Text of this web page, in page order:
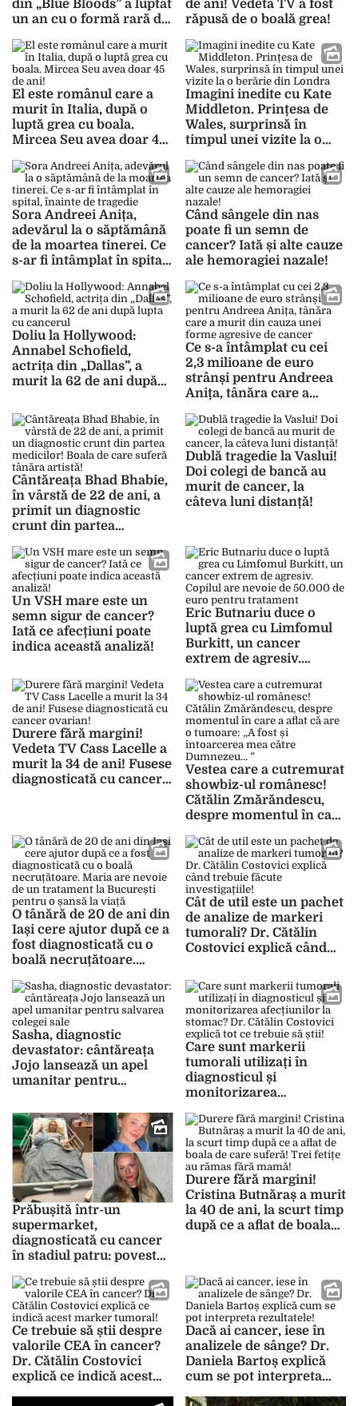
din „Blue Bloods” a luptat
un an cu o formă rară de
de ani! Vedeta TV a fost
răpusă de o boală grea!
El este românul care a
murit în Italia, după o
luptă grea cu boala.
Mircea Seu avea doar 45
Imagini inedite cu Kate
Middleton. Prințesa de
Wales, surprinsă în
timpul unei vizite la o
Sora Andreei Anița,
adevărul la o săptămână
de la moartea tinerei. Ce
s-ar fi întâmplat în spital,
Când sângele din nas
poate fi un semn de
cancer? Iată și alte cauze
ale hemoragiei nazale!
Doliu la Hollywood:
Annabel Schofield,
actrița din „Dallas”, a
murit la 62 de ani după
Ce s-a întâmplat cu cei
2,3 milioane de euro
strânși pentru Andreea
Anița, tânăra care a
forme agresive de
cancer
Cântăreața Bhad Bhabie,
în vârstă de 22 de ani, a
primit un diagnostic
crunt din partea
suferă tânăra artistă!
Dublă tragedie la Vaslui!
Doi colegi de bancă au
murit de cancer, la
câteva luni distanță!
Un VSH mare este un
semn sigur de cancer?
Iată ce afecțiuni poate
indica această analiză!
Eric Butnariu duce o
luptă grea cu Limfomul
Burkitt, un cancer
extrem de agresiv.
50.000 de euro pentru
tratament
Durere fără margini!
Vedeta TV Cass Lacelle a
murit la 34 de ani! Fusese
diagnosticată cu cancer
Vestea care a cutremurat
showbiz-ul românesc!
Cătălin Zmărăndescu,
despre momentul în care
,,A fost și întoarcerea
mea către Dumnezeu… ”
O tânără de 20 de ani din
Iași cere ajutor după ce a
fost diagnosticată cu o
boală necruțătoare.
tratament la București
pentru o șansă la viață
Cât de util este un pachet
de analize de markeri
tumorali? Dr. Cătălin
Costovici explică când
investigațiile!
Sasha, diagnostic
devastator: cântăreața
Jojo lansează un apel
umanitar pentru
Care sunt markerii
tumorali utilizați în
diagnosticul și
monitorizarea
Dr. Cătălin Costovici
explică tot ce trebuie să
știi!
Prăbușită într-un
supermarket,
diagnosticată cu cancer
în stadiul patru: povestea
tinere de 24 de ani
Durere fără margini!
Cristina Butnăraș a murit
la 40 de ani, la scurt timp
după ce a aflat de boala
Ce trebuie să știi despre
valorile CEA în cancer?
Dr. Cătălin Costovici
explică ce indică acest
Dacă ai cancer, iese în
analizele de sânge? Dr.
Daniela Bartoș explică
cum se pot interpreta